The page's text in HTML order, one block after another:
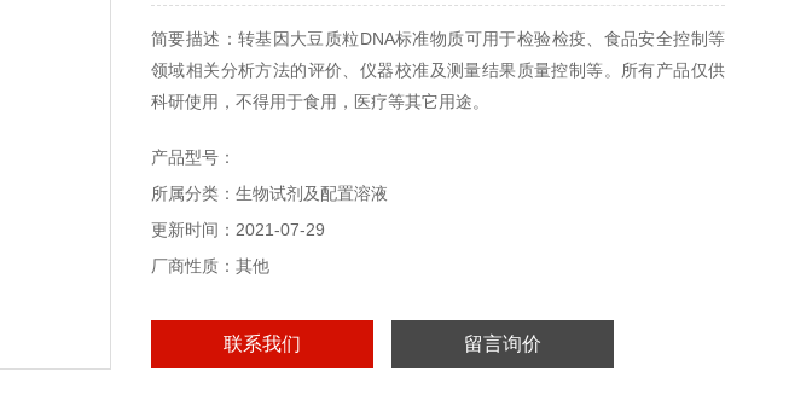
简要描述：转基因大豆质粒DNA标准物质可用于检验检疫、食品安全控制等
领域相关分析方法的评价、仪器校准及测量结果质量控制等。所有产品仅供
科研使用，不得用于食用，医疗等其它用途。
产品型号：
所属分类：生物试剂及配置溶液
更新时间：2021-07-29
厂商性质：其他
联系我们 留言询价